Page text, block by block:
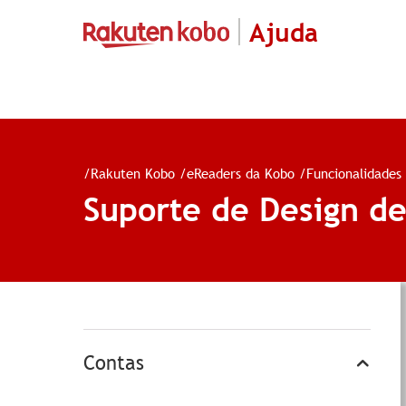
Ajuda
/Rakuten Kobo /eReaders da Kobo /Funcionalidades
Suporte de Design
Contas